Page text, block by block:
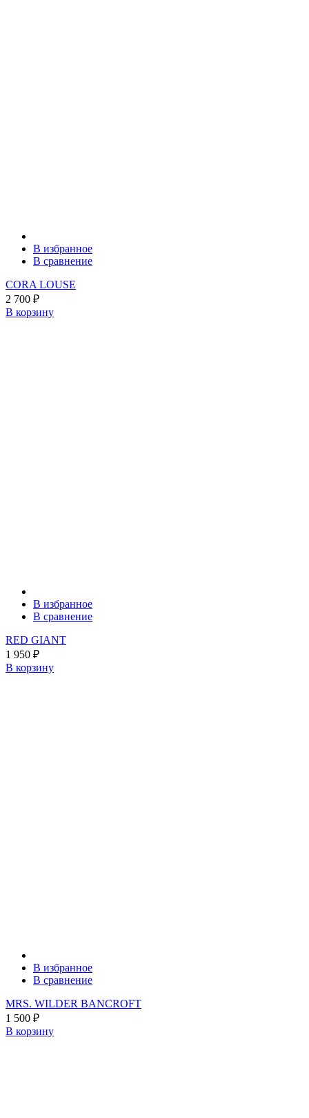
В избранное
В сравнение
CORA LOUSE
2 700 ₽
В корзину
В избранное
В сравнение
RED GIANT
1 950 ₽
В корзину
В избранное
В сравнение
MRS. WILDER BANCROFT
1 500 ₽
В корзину